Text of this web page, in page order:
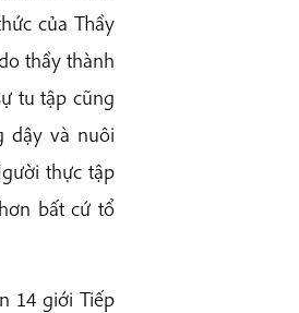
của Thầy
thầy thành
tu tập cũng
dậy và nuôi
thực tập
bất cứ tổ
14 giới Tiếp